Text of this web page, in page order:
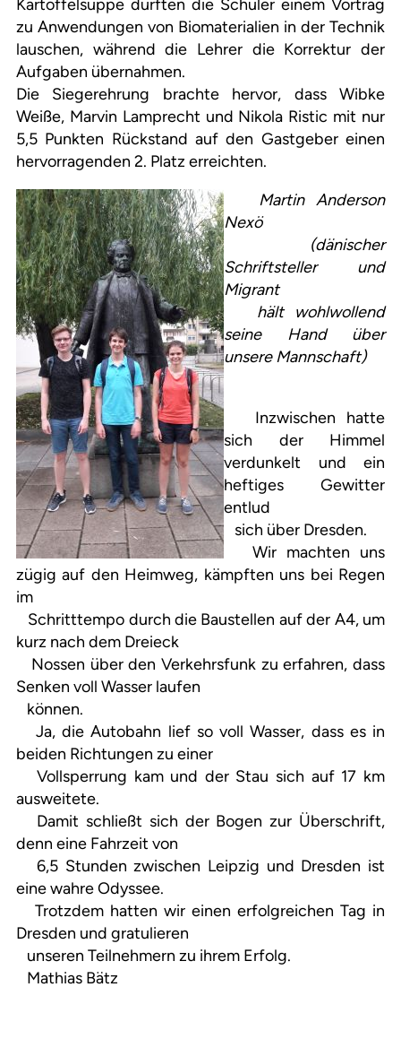
Kartoffelsuppe durften die Schüler einem Vortrag
zu Anwendungen von Biomaterialien in der Technik
lauschen, während die Lehrer die Korrektur der
Aufgaben übernahmen.
Die Siegerehrung brachte hervor, dass Wibke
Weiße, Marvin Lamprecht und Nikola Ristic mit nur
5,5 Punkten Rückstand auf den Gastgeber einen
hervorragenden 2. Platz erreichten.
Martin Anderson
Nexö
(dänischer
Schriftsteller und
Migrant
hält wohlwollend
seine Hand über
unsere Mannschaft)
Inzwischen hatte
sich der Himmel
verdunkelt und ein
heftiges Gewitter
entlud
sich über Dresden.
Wir machten uns
zügig auf den Heimweg, kämpften uns bei Regen
im
Schritttempo durch die Baustellen auf der A4, um
kurz nach dem Dreieck
Nossen über den Verkehrsfunk zu erfahren, dass
Senken voll Wasser laufen
können.
Ja, die Autobahn lief so voll Wasser, dass es in
beiden Richtungen zu einer
Vollsperrung kam und der Stau sich auf 17 km
ausweitete.
Damit schließt sich der Bogen zur Überschrift,
denn eine Fahrzeit von
6,5 Stunden zwischen Leipzig und Dresden ist
eine wahre Odyssee.
Trotzdem hatten wir einen erfolgreichen Tag in
Dresden und gratulieren
unseren Teilnehmern zu ihrem Erfolg.
Mathias Bätz